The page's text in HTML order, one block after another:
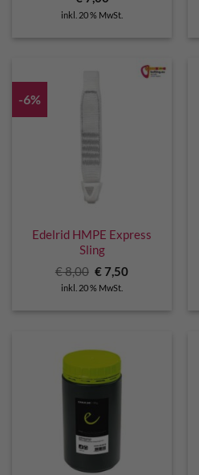
inkl. 20 % MwSt.
-6%
Edelrid HMPE Express
Sling
€8,00 Ursprünglicher
Preis
war:
€7,50Aktueller
inkl. 20 % MwSt.